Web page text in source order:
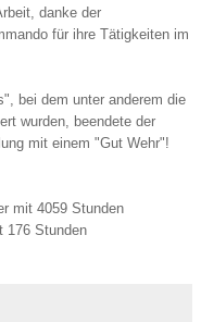
danke der
für ihre Tätigkeiten im
bei dem unter anderem die
wurden, beendete der
mit einem "Gut Wehr"!
mit 4059 Stunden
176 Stunden